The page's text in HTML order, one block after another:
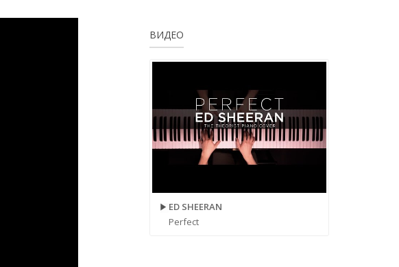
ВИДЕО
ED SHEERAN
Perfect